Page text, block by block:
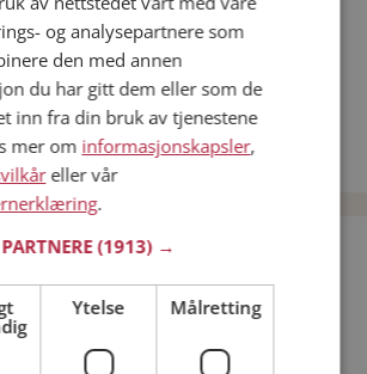
fra Senja: Birger ,Endre
medlem gratis!
og analysepartnere som
den med annen
du har gitt dem eller som de
inn fra din bruk av tjenestene
mer om informasjonskapsler,
eller vår
.
(1913) →
Ytelse Målretting